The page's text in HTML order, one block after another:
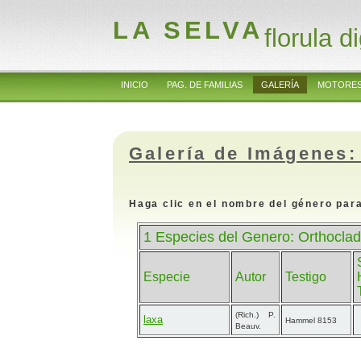
LA SELVAflorula
INICIO PAG. DE FAMILIAS GALERÍA
Galería de
Haga clic en el nombre del género
1 Especies del Genero:
Especie Autor Testigo
laxa
(Rich.) P.
Beauv.
Hammel 8153